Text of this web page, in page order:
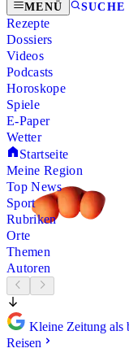
MENÜ SUCHE
Rezepte
Dossiers
Videos
Podcasts
Horoskope
Spiele
E-Paper
Wetter
Startseite
Meine Region
Top News
Sport
Rubriken
Orte
Themen
Autoren
Kleine Zeitung als
Reisen